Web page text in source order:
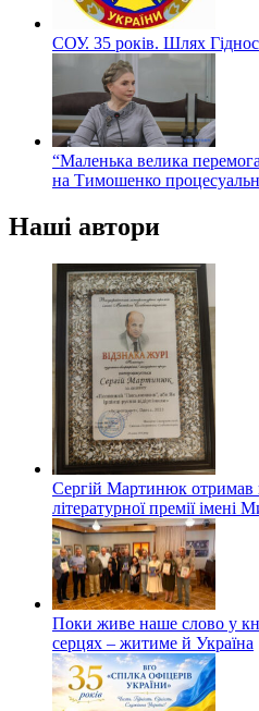
СОУ. 35 років. Шлях
“Маленька велика
на Тимошенко
Наші автори
Сергій Мартинюк отримав
літературної премії
Поки живе наше слово у
серцях – житиме й Україна